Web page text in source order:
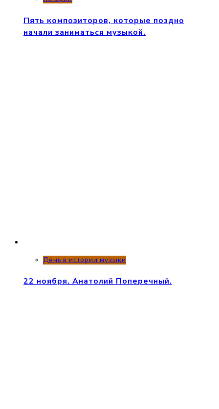
Пять композиторов, которые поздно
начали заниматься музыкой.
День в истории музыки
22 ноября. Анатолий Поперечный.